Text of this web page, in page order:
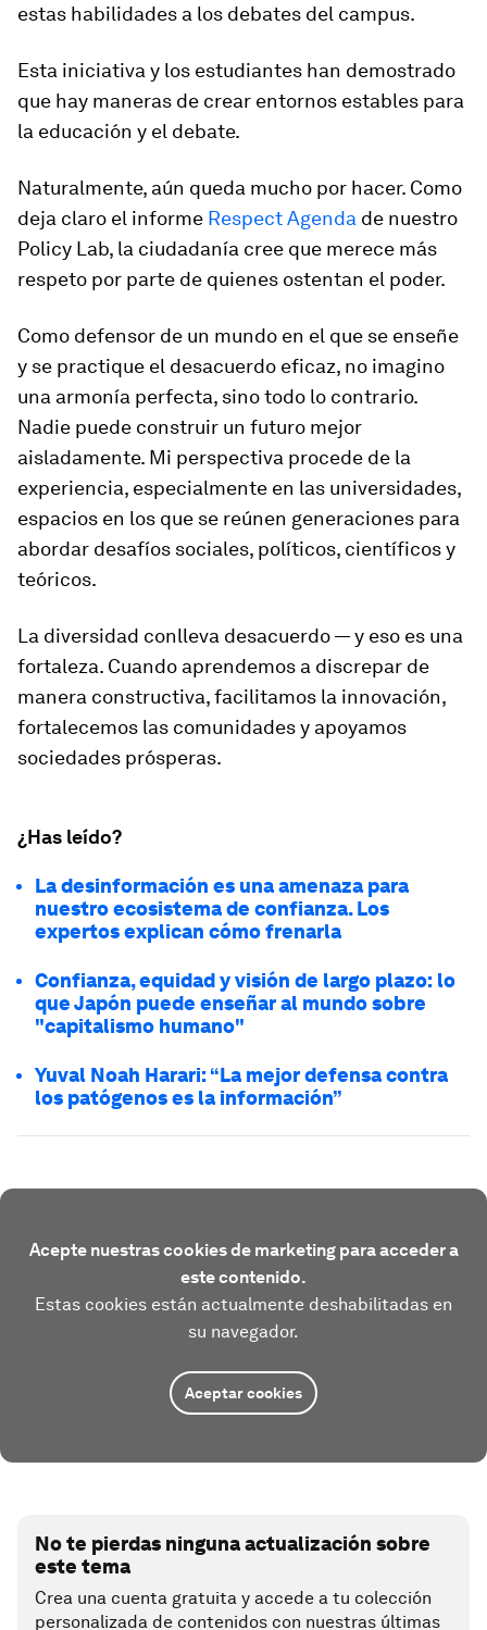
estas habilidades a los debates del campus.
Esta iniciativa y los estudiantes han demostrado
que hay maneras de crear entornos estables para
la educación y el debate.
Naturalmente, aún queda mucho por hacer. Como
deja claro el informe Respect Agenda de nuestro
Policy Lab, la ciudadanía cree que merece más
respeto por parte de quienes ostentan el poder.
Como defensor de un mundo en el que se enseñe
y se practique el desacuerdo eficaz, no imagino
una armonía perfecta, sino todo lo contrario.
Nadie puede construir un futuro mejor
aisladamente. Mi perspectiva procede de la
experiencia, especialmente en las universidades,
espacios en los que se reúnen generaciones para
abordar desafíos sociales, políticos, científicos y
teóricos.
La diversidad conlleva desacuerdo — y eso es una
fortaleza. Cuando aprendemos a discrepar de
manera constructiva, facilitamos la innovación,
fortalecemos las comunidades y apoyamos
sociedades prósperas.
¿Has leído?
La desinformación es una amenaza para
nuestro ecosistema de confianza. Los
expertos explican cómo frenarla
Confianza, equidad y visión de largo plazo: lo
que Japón puede enseñar al mundo sobre
"capitalismo humano"
Yuval Noah Harari: “La mejor defensa contra
los patógenos es la información”
Acepte nuestras cookies de marketing para acceder a
este contenido.
Estas cookies están actualmente deshabilitadas en
su navegador.
Aceptar cookies
No te pierdas ninguna actualización sobre
este tema
Crea una cuenta gratuita y accede a tu colección
personalizada de contenidos con nuestras últimas